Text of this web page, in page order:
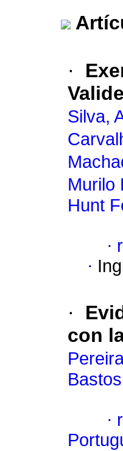
·
Silva,
Murilo
Hunt
·
·
·
con
·